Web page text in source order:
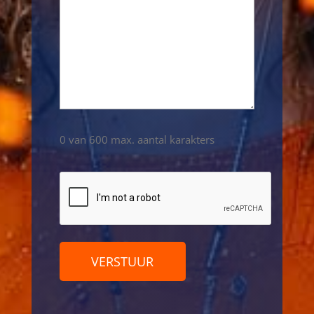
0 van 600 max. aantal karakters